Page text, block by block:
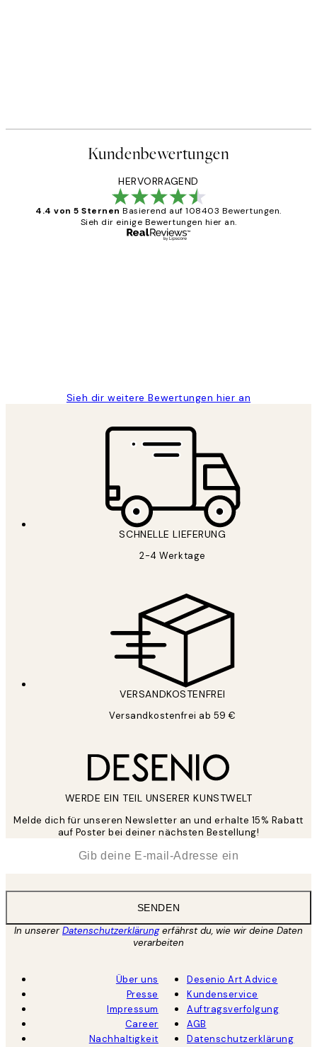
Kundenbewertungen
HERVORRAGEND
4.4 von 5 Sternen Basierend auf 108403 Bewertungen.
Sieh dir einige Bewertungen hier an.
Sieh dir weitere Bewertungen hier an
SCHNELLE LIEFERUNG
2-4 Werktage
VERSANDKOSTENFREI
Versandkostenfrei ab 59 €
WERDE EIN TEIL UNSERER KUNSTWELT
Melde dich für unseren Newsletter an und erhalte 15% Rabatt
auf Poster bei deiner nächsten Bestellung!
SENDEN
In unsererDatenschutzerklärungerfährst du, wie wir deine Daten
verarbeiten
Über uns
Presse
Impressum
Career
Nachhaltigkeit
Desenio Art Advice
Kundenservice
Auftragsverfolgung
AGB
Datenschutzerklärung